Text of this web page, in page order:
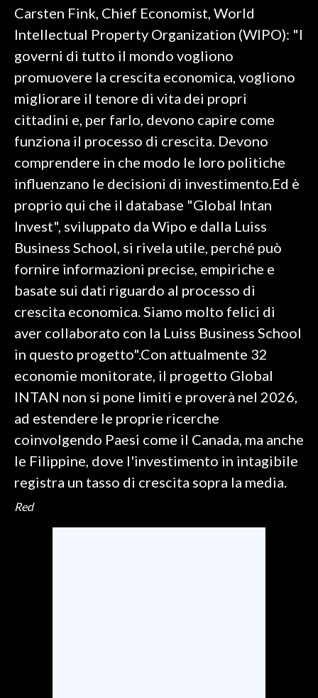
Carsten Fink, Chief Economist, World
Intellectual Property Organization (WIPO): "I
governi di tutto il mondo vogliono
promuovere la crescita economica, vogliono
migliorare il tenore di vita dei propri
cittadini e, per farlo, devono capire come
funziona il processo di crescita. Devono
comprendere in che modo le loro politiche
influenzano le decisioni di investimento.Ed è
proprio qui che il database "Global Intan
Invest", sviluppato da Wipo e dalla Luiss
Business School, si rivela utile, perché può
fornire informazioni precise, empiriche e
basate sui dati riguardo al processo di
crescita economica. Siamo molto felici di
aver collaborato con la Luiss Business School
in questo progetto".Con attualmente 32
economie monitorate, il progetto Global
INTAN non si pone limiti e proverà nel 2026,
ad estendere le proprie ricerche
coinvolgendo Paesi come il Canada, ma anche
le Filippine, dove l'investimento in intagibile
registra un tasso di crescita sopra la media.
Red